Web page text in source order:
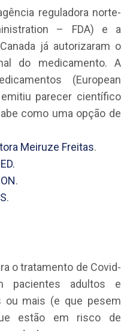
reguladora norte-
– FDA) e a
já autorizaram o
do medicamento. A
(European
parecer científico
como uma opção de
Meiruze Freitas.
.
.
o tratamento de Covid-
pacientes adultos e
ou mais (e que pesem
estão em risco de